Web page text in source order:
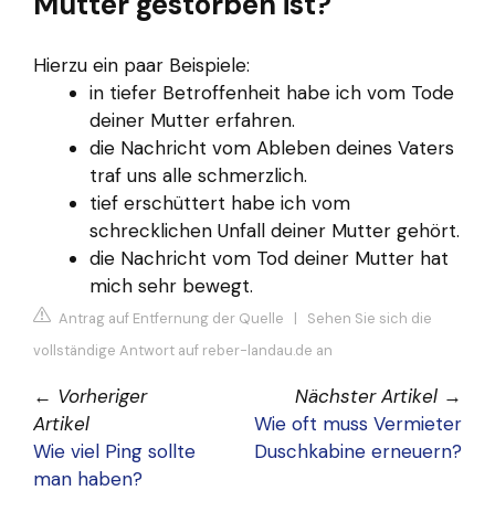
Hierzu ein paar Beispiele:
in tiefer Betroffenheit habe ich vom Tode
deiner Mutter erfahren.
die Nachricht vom Ableben deines Vaters
traf uns alle schmerzlich.
tief erschüttert habe ich vom
schrecklichen Unfall deiner Mutter gehört.
die Nachricht vom Tod deiner Mutter hat
mich sehr bewegt.
Antrag auf Entfernung der Quelle | Sehen Sie sich die
vollständige Antwort auf reber-landau.de an
← Vorheriger
Artikel
Wie viel Ping sollte
man haben?
Nächster Artikel →
Wie oft muss Vermieter
Duschkabine erneuern?